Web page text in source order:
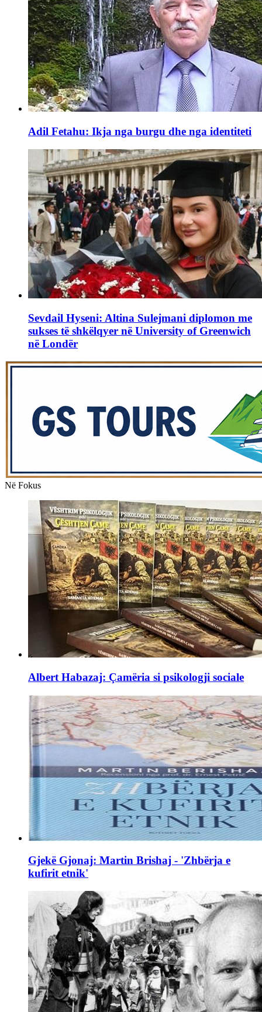
Adil Fetahu: Ikja nga burgu dhe nga identiteti
Sevdail Hyseni: Altina Sulejmani diplomon me
sukses të shkëlqyer në University of Greenwich
në Londër
Në Fokus
Albert Habazaj: Çamëria si psikologji sociale
Gjekë Gjonaj: Martin Brishaj - 'Zhbërja e
kufirit etnik'